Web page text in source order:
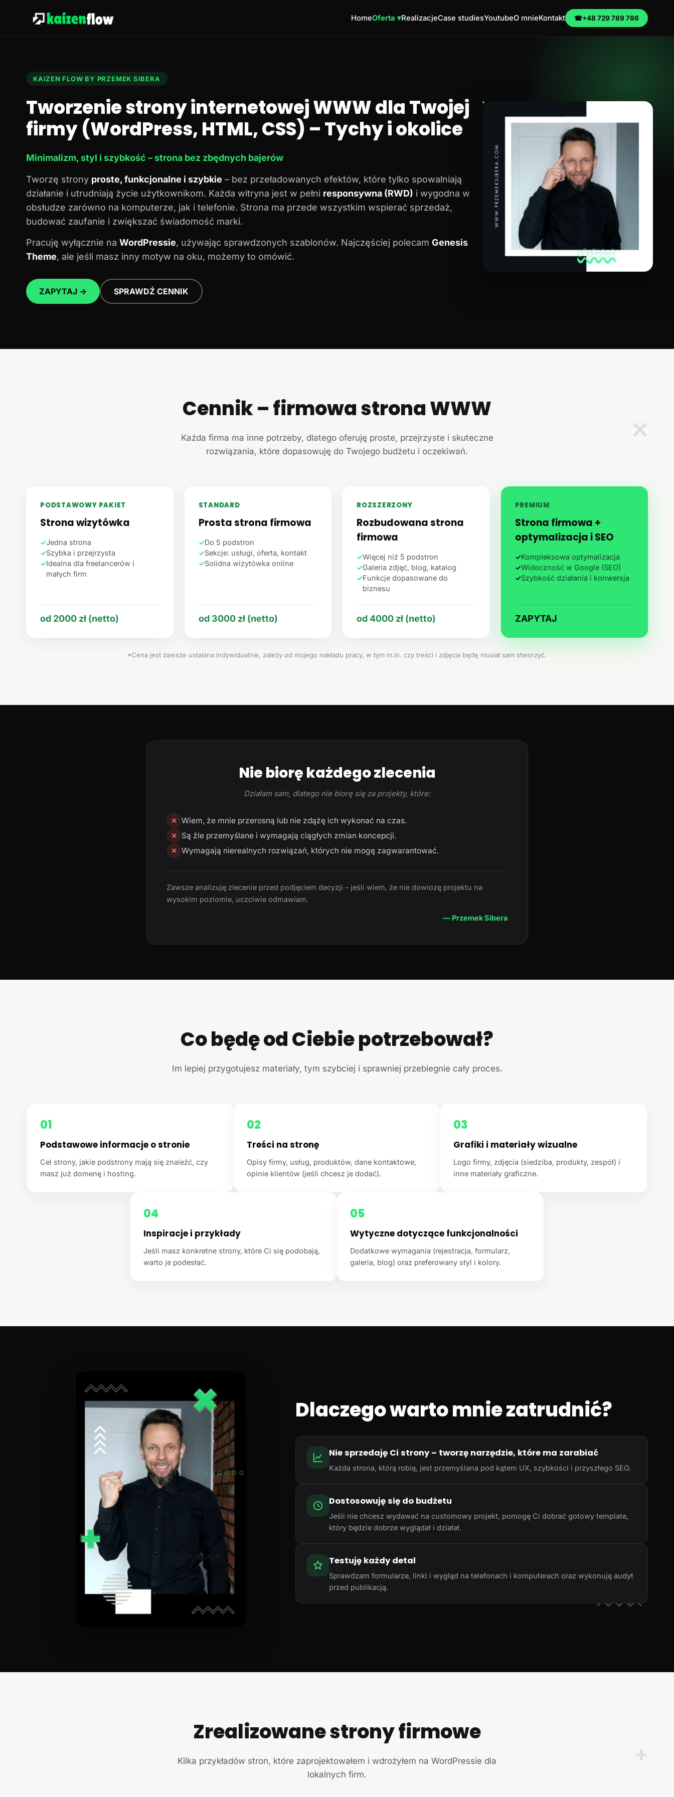
HomeOferta ▾RealizacjeCase studiesYoutubeO mnieKontakt ☎+48 729 789 786
KAIZEN FLOW BY PRZEMEK SIBERA
Tworzenie strony internetowej WWW dla Twojej
firmy (WordPress, HTML, CSS) – Tychy i okolice
Minimalizm, styl i szybkość – strona bez zbędnych bajerów
Tworzę strony proste, funkcjonalne i szybkie – bez przeładowanych efektów, które tylko spowalniają
działanie i utrudniają życie użytkownikom. Każda witryna jest w pełni responsywna (RWD) i wygodna w
obsłudze zarówno na komputerze, jak i telefonie. Strona ma przede wszystkim wspierać sprzedaż,
budować zaufanie i zwiększać świadomość marki.
Pracuję wyłącznie na WordPressie, używając sprawdzonych szablonów. Najczęściej polecam Genesis
Theme, ale jeśli masz inny motyw na oku, możemy to omówić.
ZAPYTAJ → SPRAWDŹ CENNIK
✕
Cennik – firmowa strona WWW
Każda firma ma inne potrzeby, dlatego oferuję proste, przejrzyste i skuteczne
rozwiązania, które dopasowuję do Twojego budżetu i oczekiwań.
PODSTAWOWY PAKIET
Strona wizytówka
✓Jedna strona
✓Szybka i przejrzysta
✓Idealna dla freelancerów i
małych firm
od 2000 zł (netto)
STANDARD
Prosta strona firmowa
✓Do 5 podstron
✓Sekcje: usługi, oferta, kontakt
✓Solidna wizytówka online
od 3000 zł (netto)
ROZSZERZONY
Rozbudowana strona
firmowa
✓Więcej niż 5 podstron
✓Galeria zdjęć, blog, katalog
✓Funkcje dopasowane do
biznesu
od 4000 zł (netto)
PREMIUM
Strona firmowa +
optymalizacja i SEO
✓Kompleksowa optymalizacja
✓Widoczność w Google (SEO)
✓Szybkość działania i konwersja
ZAPYTAJ
*Cena jest zawsze ustalana indywidualnie, zależy od mojego nakładu pracy, w tym m.in. czy treści i zdjęcia będę musiał sam stworzyć.
Nie biorę każdego zlecenia
Działam sam, dlatego nie biorę się za projekty, które:
✕ Wiem, że mnie przerosną lub nie zdążę ich wykonać na czas.
✕ Są źle przemyślane i wymagają ciągłych zmian koncepcji.
✕ Wymagają nierealnych rozwiązań, których nie mogę zagwarantować.
Zawsze analizuję zlecenie przed podjęciem decyzji – jeśli wiem, że nie dowiozę projektu na
wysokim poziomie, uczciwie odmawiam.
— Przemek Sibera
Co będę od Ciebie potrzebował?
Im lepiej przygotujesz materiały, tym szybciej i sprawniej przebiegnie cały proces.
01
Podstawowe informacje o stronie
Cel strony, jakie podstrony mają się znaleźć, czy
masz już domenę i hosting.
02
Treści na stronę
Opisy firmy, usług, produktów, dane kontaktowe,
opinie klientów (jeśli chcesz je dodać).
03
Grafiki i materiały wizualne
Logo firmy, zdjęcia (siedziba, produkty, zespół) i
inne materiały graficzne.
04
Inspiracje i przykłady
Jeśli masz konkretne strony, które Ci się podobają,
warto je podesłać.
05
Wytyczne dotyczące funkcjonalności
Dodatkowe wymagania (rejestracja, formularz,
galeria, blog) oraz preferowany styl i kolory.
Dlaczego warto mnie zatrudnić?
Nie sprzedaję Ci strony – tworzę narzędzie, które ma zarabiać
Każda strona, którą robię, jest przemyślana pod kątem UX, szybkości i przyszłego SEO.
Dostosowuję się do budżetu
Jeśli nie chcesz wydawać na customowy projekt, pomogę Ci dobrać gotowy template,
który będzie dobrze wyglądał i działał.
Testuję każdy detal
Sprawdzam formularze, linki i wygląd na telefonach i komputerach oraz wykonuję audyt
przed publikacją.
+
Zrealizowane strony firmowe
Kilka przykładów stron, które zaprojektowałem i wdrożyłem na WordPressie dla
lokalnych firm.